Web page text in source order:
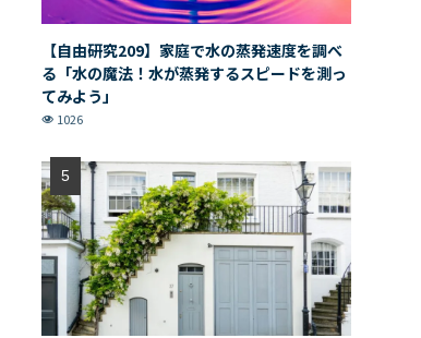
【自由研究209】家庭で水の蒸発速度を調べ
る「水の魔法！水が蒸発するスピードを測っ
てみよう」
1026